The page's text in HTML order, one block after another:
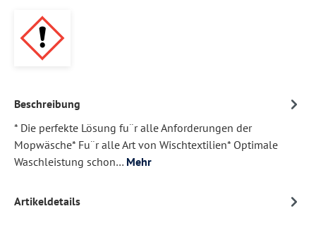
Beschreibung
* Die perfekte Lösung fu¨r alle Anforderungen der
Mopwäsche* Fu¨r alle Art von Wischtextilien* Optimale
Waschleistung schon… Mehr
Artikeldetails